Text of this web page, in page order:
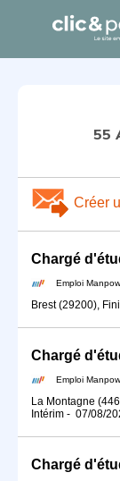
55
Créer
Chargé
Emploi
Brest (29200),
Chargé
Emploi
La Montagne
Intérim - 07/08/
Chargé